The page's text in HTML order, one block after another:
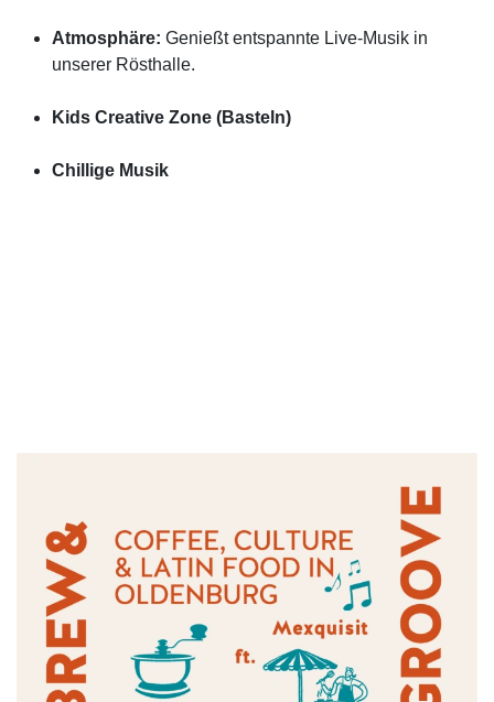
Atmosphäre: Genießt entspannte Live-Musik in
unserer Rösthalle.
Kids Creative Zone (Basteln)
Chillige Musik